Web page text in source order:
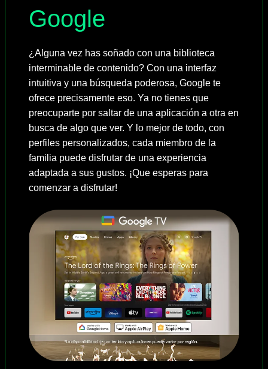
Google
¿Alguna vez has soñado con una biblioteca
interminable de contenido? Con una interfaz
intuitiva y una búsqueda poderosa, Google te
ofrece precisamente eso. Ya no tienes que
preocuparte por saltar de una aplicación a otra en
busca de algo que ver. Y lo mejor de todo, con
perfiles personalizados, cada miembro de la
familia puede disfrutar de una experiencia
adaptada a sus gustos. ¡Que esperas para
comenzar a disfrutar!